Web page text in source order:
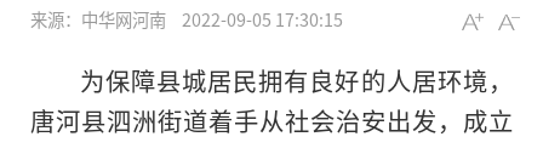
来源： 中华网河南 2022-09-05 17:30:15
为保障县城居民拥有良好的人居环境，
唐河县泗洲街道着手从社会治安出发，成立